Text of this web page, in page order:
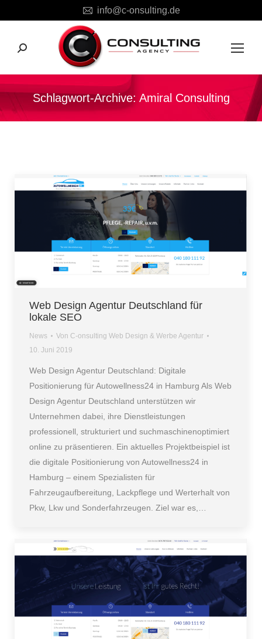
info@c-onsulting.de
Search:
Schlagwort-Archive: Amiral Consulting
Web Design Agentur Deutschland für
lokale SEO
News Von C-onsulting Web Design & Werbe Agentur
10. Juni 2019
Web Design Agentur Deutschland: Digitale
Positionierung für Autowellness24 in Hamburg Als Web
Design Agentur Deutschland unterstützen wir
Unternehmen dabei, ihre Dienstleistungen
professionell, strukturiert und suchmaschinenoptimiert
online zu präsentieren. Ein aktuelles Projektbeispiel ist
die digitale Positionierung von Autowellness24 in
Hamburg – einem Spezialisten für
Fahrzeugaufbereitung, Lackpflege und Werterhalt von
Pkw, Lkw und Sonderfahrzeugen. Ziel war es,…